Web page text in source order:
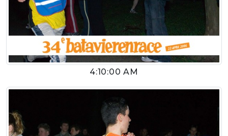
4:10:00 AM